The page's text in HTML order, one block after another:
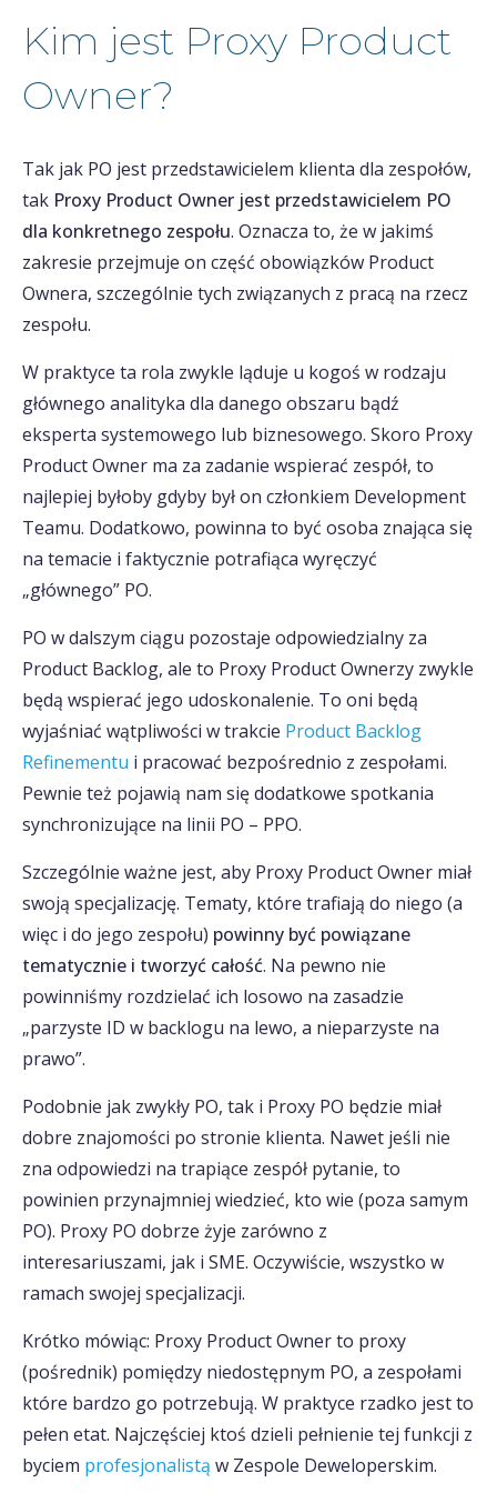
Kim jest Proxy Product
Owner?
Tak jak PO jest przedstawicielem klienta dla zespołów,
tak Proxy Product Owner jest przedstawicielem PO
dla konkretnego zespołu. Oznacza to, że w jakimś
zakresie przejmuje on część obowiązków Product
Ownera, szczególnie tych związanych z pracą na rzecz
zespołu.
W praktyce ta rola zwykle ląduje u kogoś w rodzaju
głównego analityka dla danego obszaru bądź
eksperta systemowego lub biznesowego. Skoro Proxy
Product Owner ma za zadanie wspierać zespół, to
najlepiej byłoby gdyby był on członkiem Development
Teamu. Dodatkowo, powinna to być osoba znająca się
na temacie i faktycznie potrafiąca wyręczyć
„głównego” PO.
PO w dalszym ciągu pozostaje odpowiedzialny za
Product Backlog, ale to Proxy Product Ownerzy zwykle
będą wspierać jego udoskonalenie. To oni będą
wyjaśniać wątpliwości w trakcie Product Backlog
Refinementu i pracować bezpośrednio z zespołami.
Pewnie też pojawią nam się dodatkowe spotkania
synchronizujące na linii PO – PPO.
Szczególnie ważne jest, aby Proxy Product Owner miał
swoją specjalizację. Tematy, które trafiają do niego (a
więc i do jego zespołu) powinny być powiązane
tematycznie i tworzyć całość. Na pewno nie
powinniśmy rozdzielać ich losowo na zasadzie
„parzyste ID w backlogu na lewo, a nieparzyste na
prawo”.
Podobnie jak zwykły PO, tak i Proxy PO będzie miał
dobre znajomości po stronie klienta. Nawet jeśli nie
zna odpowiedzi na trapiące zespół pytanie, to
powinien przynajmniej wiedzieć, kto wie (poza samym
PO). Proxy PO dobrze żyje zarówno z
interesariuszami, jak i SME. Oczywiście, wszystko w
ramach swojej specjalizacji.
Krótko mówiąc: Proxy Product Owner to proxy
(pośrednik) pomiędzy niedostępnym PO, a zespołami
które bardzo go potrzebują. W praktyce rzadko jest to
pełen etat. Najczęściej ktoś dzieli pełnienie tej funkcji z
byciem profesjonalistą w Zespole Deweloperskim.